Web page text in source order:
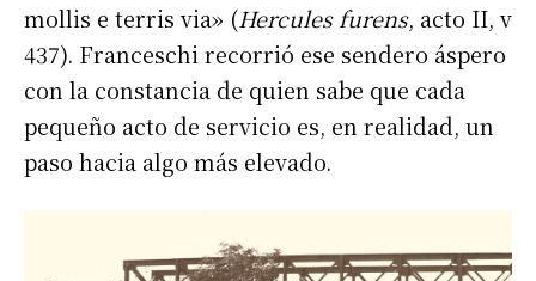
mollis e terris via» (Hercules furens, acto II, v
437). Franceschi recorrió ese sendero áspero
con la constancia de quien sabe que cada
pequeño acto de servicio es, en realidad, un
paso hacia algo más elevado.